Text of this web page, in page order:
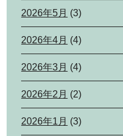
2026年5月 (3)
2026年4月 (4)
2026年3月 (4)
2026年2月 (2)
2026年1月 (3)